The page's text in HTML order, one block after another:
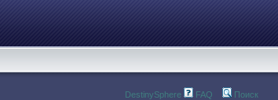
DestinySphere FAQ Поиск